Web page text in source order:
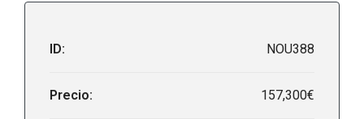
ID: NOU388
Precio: 157,300€